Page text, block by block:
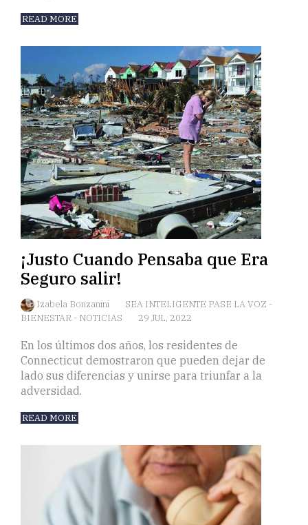
READ MORE
¡Justo Cuando Pensaba que Era
Seguro salir!
Izabela Bonzanini SEA INTELIGENTE PASE LA VOZ -
BIENESTAR - NOTICIAS 29 JUL, 2022
En los últimos dos años, los residentes de
Connecticut demostraron que pueden dejar de
lado sus diferencias y unirse para triunfar a la
adversidad.
READ MORE